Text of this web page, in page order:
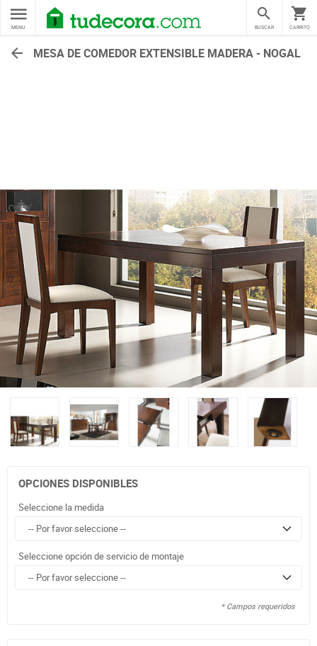
MENU CARRITO
BUSCAR
MESA DE COMEDOR EXTENSIBLE MADERA - NOGAL
OPCIONES DISPONIBLES
Seleccione la medida
Seleccione opción de servicio de montaje
* Campos requeridos